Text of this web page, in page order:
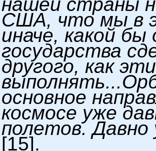
США, что мы в
иначе, какой
государства
другого, как
основное
космосе уже
полетов.
[15].